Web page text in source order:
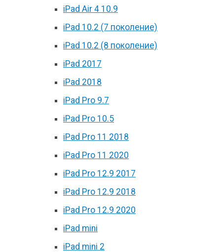
iPad Air 4 10.9
iPad 10.2 (7 поколение)
iPad 10.2 (8 поколение)
iPad 2017
iPad 2018
iPad Pro 9.7
iPad Pro 10.5
iPad Pro 11 2018
iPad Pro 11 2020
iPad Pro 12.9 2017
iPad Pro 12.9 2018
iPad Pro 12.9 2020
iPad mini
iPad mini 2